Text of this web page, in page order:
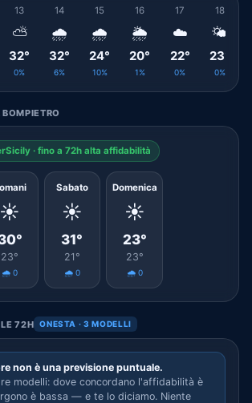
13
⛅
32°
0%
14
🌧️
32°
6%
15
🌧️
24°
10%
16
🌦️
20°
1%
17
☁️
22°
0%
18
🌤️
23°
0%
· fino a 72h alta affidabilità
☀️
23°
🌧️ 0
Sabato
☀️
31°
21°
🌧️ 0
Domenica
☀️
23°
23°
🌧️ 0
LE 72H ONESTA · 3 MODELLI
non è una previsione puntuale.
modelli: dove concordano l'affidabilità è
è bassa — e te lo diciamo. Niente